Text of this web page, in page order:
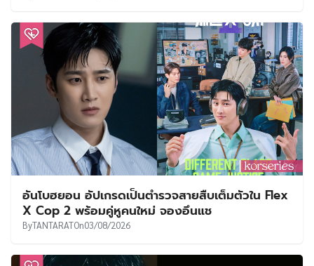
อันโบฮยอน อัปเกรดเป็นตำรวจสายสืบเต็มตัวใน Flex
X Cop 2 พร้อมคู่หูคนใหม่ จองอึนแช
ByTANTARATOn03/08/2026